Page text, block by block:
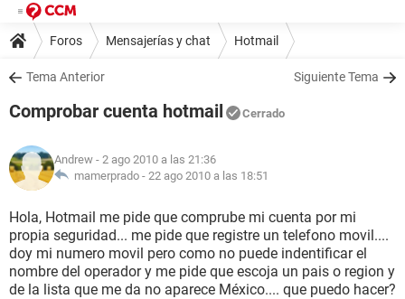
Foros Mensajerías y chat Hotmail
Tema Anterior Siguiente Tema
Comprobar cuenta hotmail Cerrado
Andrew - 2 ago 2010 a las 21:36
mamerprado - 22 ago 2010 a las 18:51
Hola, Hotmail me pide que comprube mi cuenta por mi
propia seguridad... me pide que registre un telefono movil....
doy mi numero movil pero como no puede indentificar el
nombre del operador y me pide que escoja un pais o region y
de la lista que me da no aparece México.... que puedo hacer?